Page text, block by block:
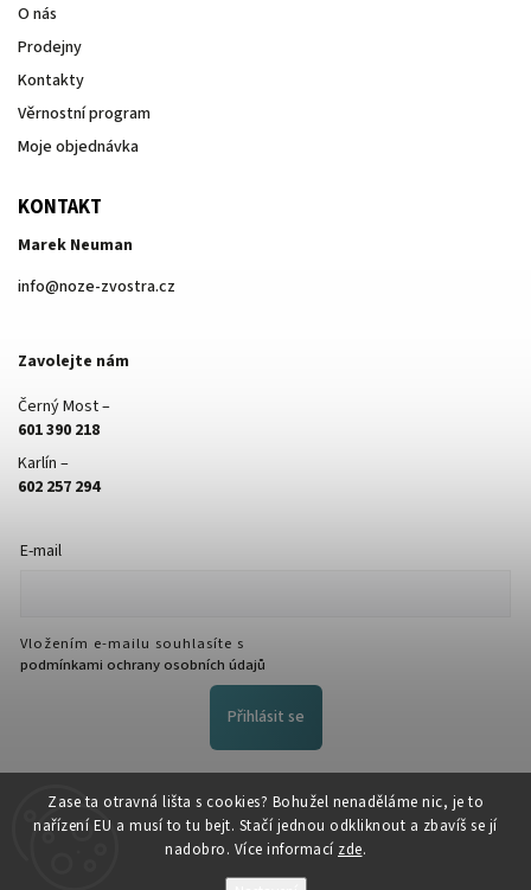
Zase ta otravná lišta s cookies? Bohužel nenaděláme nic, je to
nařízení EU a musí to tu bejt. Stačí jednou odkliknout a zbavíš se jí
nadobro. Více informací zde.
O nás
Prodejny
Kontakty
Věrnostní program
Moje objednávka
KONTAKT
Marek Neuman
info@noze-zvostra.cz
Zavolejte nám
Černý Most –
601 390 218
Karlín –
602 257 294
E-mail
Vložením e-mailu souhlasíte s
podmínkami ochrany osobních údajů
Přihlásit se
FACEBOOK